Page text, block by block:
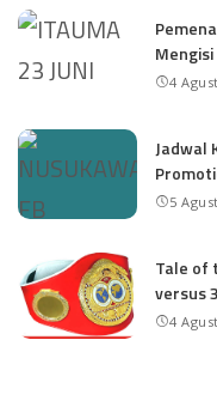
4
Jadwal
5
Tale of
versus
4